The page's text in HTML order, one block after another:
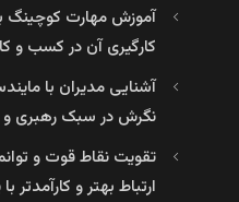
آموزش مهارت کوچینگ
کارگیری آن در کسب‌ و
آشنایی مدیران با
نگرش در سبک رهبری و
تقویت نقاط قوت و
ارتباط بهتر و کارآمدتر